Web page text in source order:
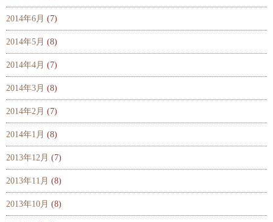
2014年6月 (7)
2014年5月 (8)
2014年4月 (7)
2014年3月 (8)
2014年2月 (7)
2014年1月 (8)
2013年12月 (7)
2013年11月 (8)
2013年10月 (8)